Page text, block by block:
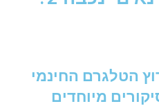
הטלגרם החינמי
מיוחדים